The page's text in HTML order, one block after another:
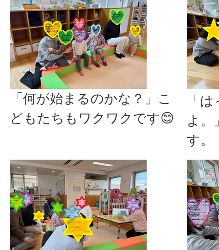
「何が始まるのかな？」こ
どもたちもワクワクです😊
「
よ。
す。